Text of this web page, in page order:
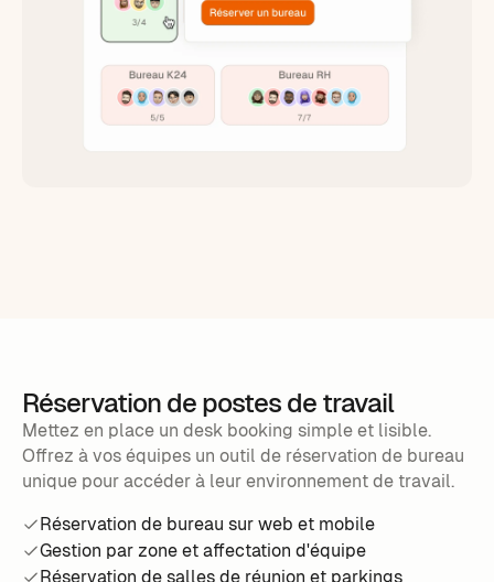
Réservation de postes de travail
Mettez en place un desk booking simple et lisible.
Offrez à vos équipes un outil de réservation de bureau
unique pour accéder à leur environnement de travail.
Réservation de bureau sur web et mobile
Gestion par zone et affectation d'équipe
Réservation de salles de réunion et parkings